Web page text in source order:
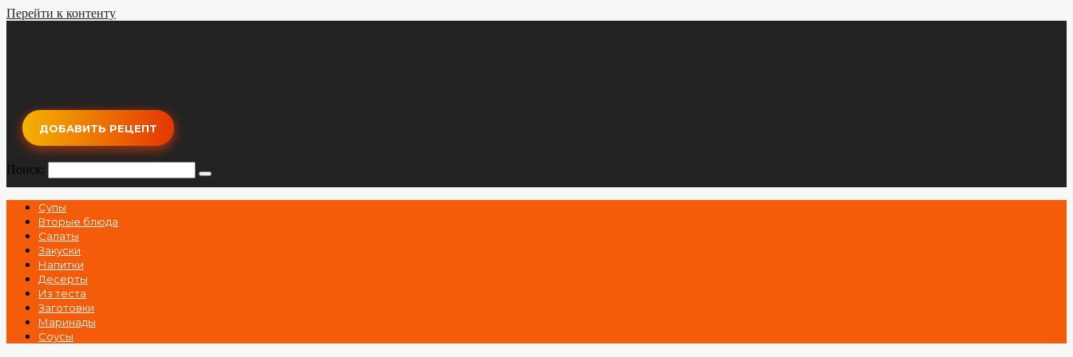
Перейти к контенту
ДОБАВИТЬ РЕЦЕПТ
Поиск:
Супы
Вторые блюда
Салаты
Закуски
Напитки
Десерты
Из теста
Заготовки
Маринады
Соусы